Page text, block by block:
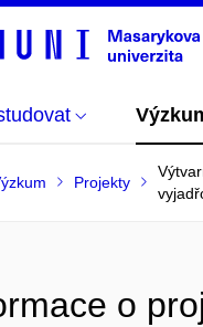
Projekty
o